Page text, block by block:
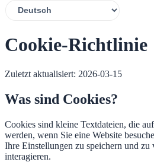
Cookie-Richtlinie
Zuletzt aktualisiert: 2026-03-15
Was sind Cookies?
Cookies sind kleine Textdateien, die
werden, wenn Sie eine Website
Ihre Einstellungen zu speichern und
interagieren.